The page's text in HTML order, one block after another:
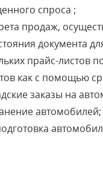
спроса ;
продаж,
документа
прайс-листов
как с помощью
заказы на
автомобилей;